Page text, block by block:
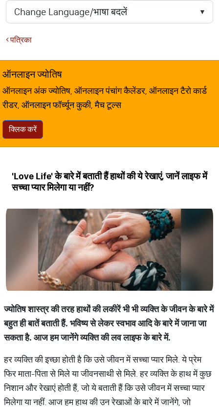
पत्रिका
ऑनलाइन ज्योतिष
ऑनलाइन अंक ज्योतिष, ऑनलाइन पंचांग कैलेंडर, ऑनलाइन टैरो कार्ड
रीडर, ऑनलाइन फॉर्च्यून कुकी, मैच टूल्स
क्लिक करें
'Love Life' के बारे में बताती हैं हाथों की ये रेखाएं, जानें लाइफ में
सच्चा प्यार मिलेगा या नहीं?
ज्योतिष शास्त्र की तरह हाथों की लकीरें भी भी व्यक्ति के जीवन के बारे में
बहुत ही बातें बताती हैं. भविष्य से लेकर स्वभाव आदि के बारे में जाना जा
सकता है. आज हम जानेंगे व्यक्ति की लव लाइफ के बारे में.
हर व्यक्ति की इच्छा होती है कि उसे जीवन में सच्चा प्यार मिले. ये प्रेम
फिर माता-पिता से मिले या जीवनसाथी से मिले. हर व्यक्ति के हाथ में कुछ
निशान और रेखाएं होती हैं, जो ये बताती हैं कि उसे जीवन में सच्चा प्यार
मिलेगा या नहीं. आज हम हाथ की उन रेखाओं के बारे में जानेंगे, जो